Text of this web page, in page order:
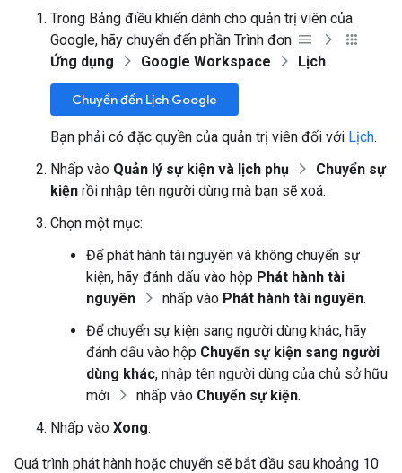
Trong Bảng điều khiển dành cho quản trị viên của
Google, hãy chuyển đến phần Trình đơn
Ứng dụng
Google Workspace Lịch.
Chuyển đến Lịch Google
Bạn phải có đặc quyền của quản trị viên đối với Lịch.
Nhấp vào Quản lý sự kiện và lịch phụ
Chuyển sự
kiện rồi nhập tên người dùng mà bạn sẽ xoá.
Chọn một mục:
Để phát hành tài nguyên và không chuyển sự
kiện, hãy đánh dấu vào hộp Phát hành tài
nguyên
nhấp vào Phát hành tài nguyên.
Để chuyển sự kiện sang người dùng khác, hãy
đánh dấu vào hộp Chuyển sự kiện sang người
dùng khác, nhập tên người dùng của chủ sở hữu
mới
nhấp vào Chuyển sự kiện.
Nhấp vào Xong.
Quá trình phát hành hoặc chuyển sẽ bắt đầu sau khoảng 10